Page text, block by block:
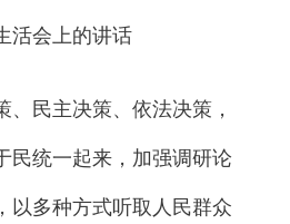
活会上的讲话
民主决策、依法决策，
民统一起来，加强调研论
以多种方式听取人民群众